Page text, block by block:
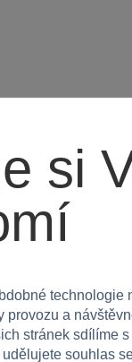
kluky i holky.
si
technologie
provozu a
stránek sdílíme
udělujete souhlas